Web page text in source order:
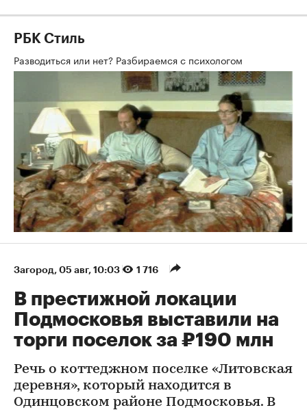
РБК Стиль
Разводиться или нет? Разбираемся с психологом
Загород 05 авг, 10:03 1 716
В престижной локации
Подмосковья выставили на
торги поселок за ₽190 млн
Речь о коттеджном поселке «Литовская
деревня», который находится в
Одинцовском районе Подмосковья. В